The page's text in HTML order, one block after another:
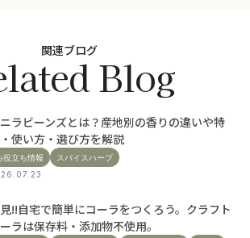
関連ブログ
Blog
ラビーンズとは？産地別の香りの違いや特
使い方・選び方を解説
役立ち情報 スパイスハーブ
!!自宅で簡単にコーラをつくろう。クラフト
ラは保存料・添加物不使用。